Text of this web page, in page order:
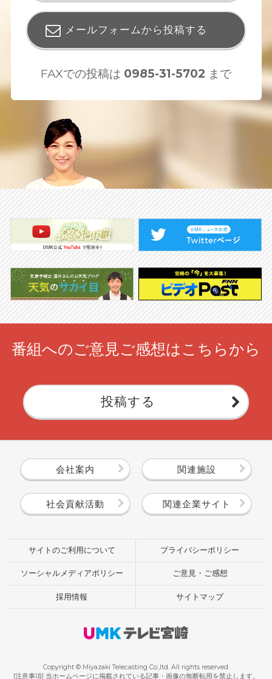
メールフォームから投稿する
FAXでの投稿は 0985-31-5702 まで
番組へのご意見ご感想はこちらから
投稿する
会社案内 関連施設
社会貢献活動 関連企業サイト
サイトのご利用について プライバシーポリシー
ソーシャルメディアポリシー ご意見・ご感想
採用情報 サイトマップ
Copyright © Miyazaki Telecasting Co.,ltd. All rights reserved.
[注意事項] 当ホームページに掲載されている記事・画像の無断転用を禁止します。